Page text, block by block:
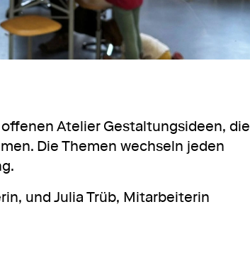
Atelier Gestaltungsideen, die
Die Themen wechseln jeden
und Julia Trüb, Mitarbeiterin